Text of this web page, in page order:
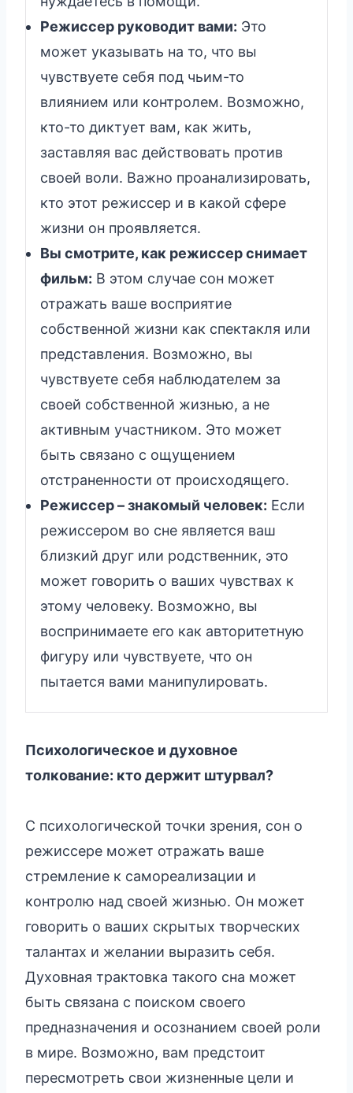
Режиссер руководит вами: Это
может указывать на то, что вы
чувствуете себя под чьим-то
влиянием или контролем. Возможно,
кто-то диктует вам, как жить,
заставляя вас действовать против
своей воли. Важно проанализировать,
кто этот режиссер и в какой сфере
жизни он проявляется.
Вы смотрите, как режиссер снимает
фильм: В этом случае сон может
отражать ваше восприятие
собственной жизни как спектакля или
представления. Возможно, вы
чувствуете себя наблюдателем за
своей собственной жизнью, а не
активным участником. Это может
быть связано с ощущением
отстраненности от происходящего.
Режиссер – знакомый человек: Если
режиссером во сне является ваш
близкий друг или родственник, это
может говорить о ваших чувствах к
этому человеку. Возможно, вы
воспринимаете его как авторитетную
фигуру или чувствуете, что он
пытается вами манипулировать.
Психологическое и духовное
толкование: кто держит штурвал?
С психологической точки зрения, сон о
режиссере может отражать ваше
стремление к самореализации и
контролю над своей жизнью. Он может
говорить о ваших скрытых творческих
талантах и желании выразить себя.
Духовная трактовка такого сна может
быть связана с поиском своего
предназначения и осознанием своей роли
в мире. Возможно, вам предстоит
пересмотреть свои жизненные цели и